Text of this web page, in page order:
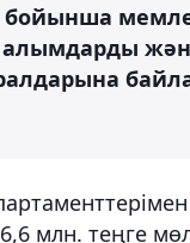
алымдарды
млн. теңге